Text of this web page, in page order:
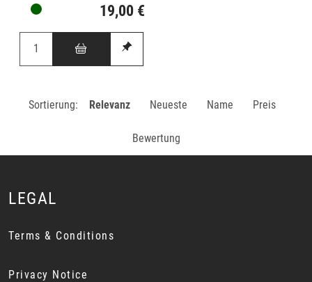
19,00 €
Sortierung: Relevanz Neueste Name Preis
Bewertung
LEGAL
Terms & Conditions
Privacy Notice